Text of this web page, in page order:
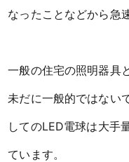
なったことなどから急
一般の住宅の照明器具
未だに一般的ではない
してのLED電球は大手
ています。